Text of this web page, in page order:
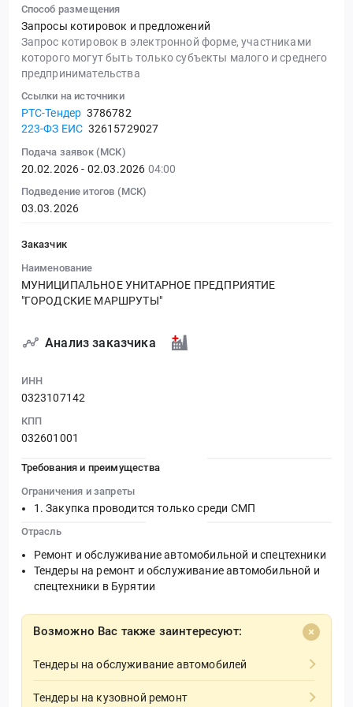
Способ размещения
Запросы котировок и предложений
Запрос котировок в электронной форме, участниками
которого могут быть только субъекты малого и среднего
предпринимательства
Ссылки на источники
РТС-Тендер 3786782
223-ФЗ ЕИС 32615729027
Подача заявок (МСК)
20.02.2026 - 02.03.2026 04:00
Подведение итогов (МСК)
03.03.2026
Заказчик
Наименование
МУНИЦИПАЛЬНОЕ УНИТАРНОЕ ПРЕДПРИЯТИЕ
"ГОРОДСКИЕ МАРШРУТЫ"
Анализ заказчика
ИНН
0323107142
КПП
032601001
Требования и преимущества
Ограничения и запреты
Закупка проводится только среди СМП
Отрасль
Ремонт и обслуживание автомобильной и спецтехники
Тендеры на ремонт и обслуживание автомобильной и
спецтехники в Бурятии
Возможно Вас также заинтересуют:
Тендеры на обслуживание автомобилей
Тендеры на кузовной ремонт